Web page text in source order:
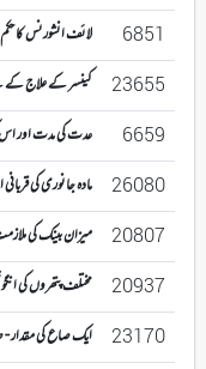
6851 لائف انشورنس کا حکم
23655 کینسر کے علاج کے
6659 عدت کی مدت اور اس
26080 مادہ جانوری کی
20807 میزان بینک کی
20937 مختلف پتھروں کی
23170 ایک صاع کی مقدار -